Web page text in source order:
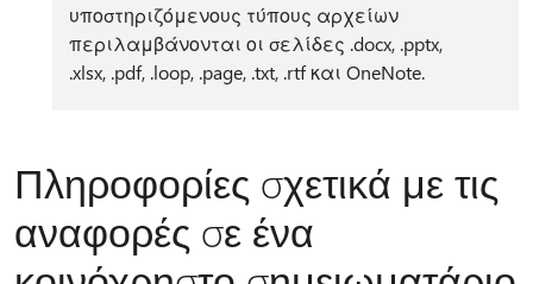
υποστηριζόμενους τύπους αρχείων
περιλαμβάνονται οι σελίδες .docx, .pptx,
.xlsx, .pdf, .loop, .page, .txt, .rtf και OneNote.
Πληροφορίες σχετικά με τις
αναφορές σε ένα